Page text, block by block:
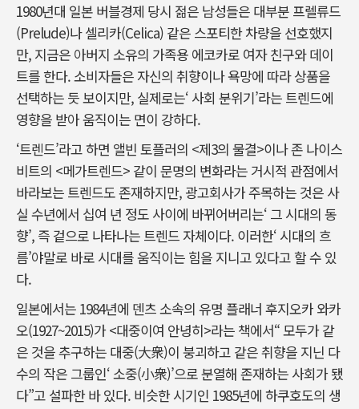
1980년대 일본 버블경제 당시 젊은 남성들은 대부분 프렐류드
(Prelude)나 셀리카(Celica) 같은 스포티한 차량을 선호했지
만, 지금은 아버지 소유의 가족용 에코카로 여자 친구와 데이
트를 한다. 소비자들은 자신의 취향이나 욕망에 따라 상품을
선택하는 듯 보이지만, 실제로는‘ 사회 분위기’라는 트렌드에
영향을 받아 움직이는 면이 강하다.
‘트렌드’라고 하면 앨빈 토플러의 <제3의 물결>이나 존 나이스
비트의 <메가트렌드> 같이 문명의 변화라는 거시적 관점에서
바라보는 트렌드도 존재하지만, 광고회사가 주목하는 것은 사
실 수년에서 십여 년 정도 사이에 바뀌어버리는‘ 그 시대의 동
향’, 즉 겉으로 나타나는 트렌드 자체이다. 이러한‘ 시대의 흐
름’야말로 바로 시대를 움직이는 힘을 지니고 있다고 할 수 있
다.
일본에서는 1984년에 덴츠 소속의 유명 플래너 후지오카 와카
오(1927~2015)가 <대중이여 안녕히>라는 책에서“ 모두가 같
은 것을 추구하는 대중(大衆)이 붕괴하고 같은 취향을 지닌 다
수의 작은 그룹인‘ 소중(小衆)’으로 분열해 존재하는 사회가 됐
다”고 설파한 바 있다. 비슷한 시기인 1985년에 하쿠호도의 생